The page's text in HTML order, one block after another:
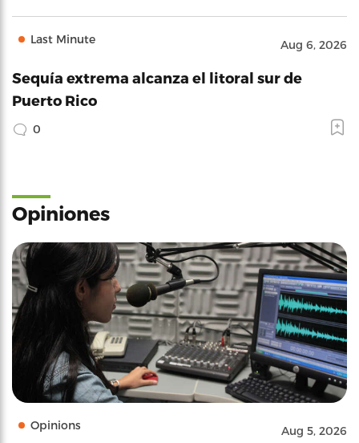
Last Minute Aug 6, 2026
Sequía extrema alcanza el litoral sur de
Puerto Rico
0
Opiniones
Opinions Aug 5, 2026